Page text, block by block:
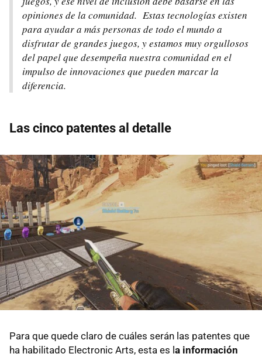
opiniones de la comunidad. Estas tecnologías existen
para ayudar a más personas de todo el mundo a
disfrutar de grandes juegos, y estamos muy orgullosos
del papel que desempeña nuestra comunidad en el
impulso de innovaciones que pueden marcar la
diferencia.
Las cinco patentes al detalle
Para que quede claro de cuáles serán las patentes que
ha habilitado Electronic Arts, esta es la información